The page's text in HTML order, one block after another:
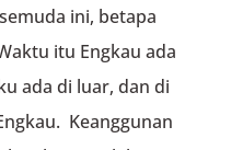
ini, betapa
itu Engkau ada
ada di luar, dan di
Keanggunan